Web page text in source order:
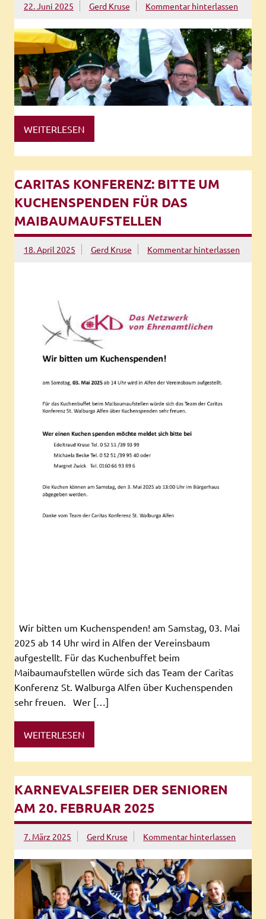
22. Juni 2025 Gerd Kruse Kommentar hinterlassen
WEITERLESEN
CARITAS KONFERENZ: BITTE UM
KUCHENSPENDEN FÜR DAS
MAIBAUMAUFSTELLEN
18. April 2025 Gerd Kruse Kommentar hinterlassen
Wir bitten um Kuchenspenden! am Samstag, 03. Mai
2025 ab 14 Uhr wird in Alfen der Vereinsbaum
aufgestellt. Für das Kuchenbuffet beim
Maibaumaufstellen würde sich das Team der Caritas
Konferenz St. Walburga Alfen über Kuchenspenden
sehr freuen. Wer […]
WEITERLESEN
KARNEVALSFEIER DER SENIOREN
AM 20. FEBRUAR 2025
7. März 2025 Gerd Kruse Kommentar hinterlassen